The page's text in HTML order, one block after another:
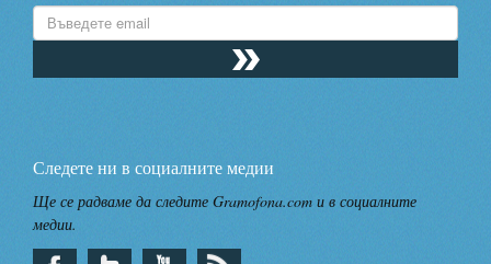
Следете ни в социалните медии
Ще се радваме да следите Gramofona.com и в социалните
медии.